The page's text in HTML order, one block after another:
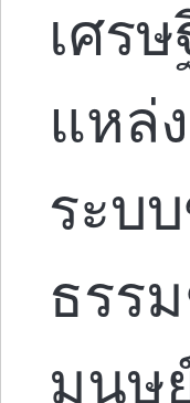
เศร
แหล่
ระบ
ธรร
มนุษ